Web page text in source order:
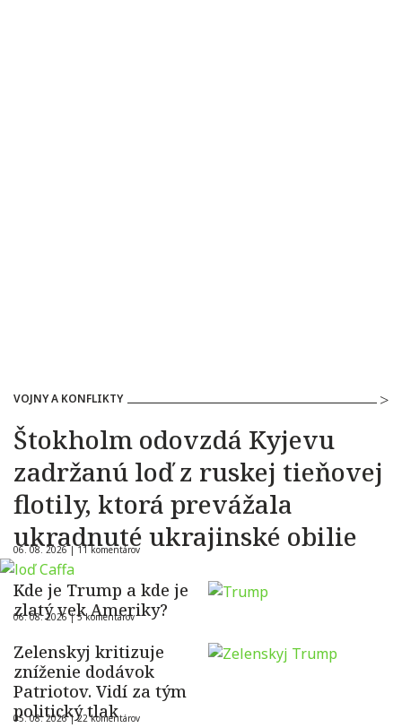
VOJNY A KONFLIKTY
Štokholm odovzdá Kyjevu
zadržanú loď z ruskej tieňovej
flotily, ktorá prevážala
ukradnuté ukrajinské obilie
06. 08. 2026 |11 komentárov
Kde je Trump a kde je
zlatý vek Ameriky?
06. 08. 2026 |5 komentárov
Zelenskyj kritizuje
zníženie dodávok
Patriotov. Vidí za tým
politický tlak
05. 08. 2026 |22 komentárov